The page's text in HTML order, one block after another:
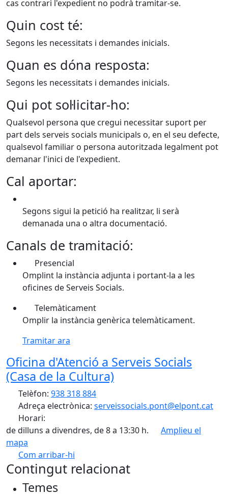
cas contrari l'expedient no podrà tramitar-se.
Quin cost té:
Segons les necessitats i demandes inicials.
Quan es dóna resposta:
Segons les necessitats i demandes inicials.
Qui pot sol·licitar-ho:
Qualsevol persona que cregui necessitar suport per
part dels serveis socials municipals o, en el seu defecte,
qualsevol familiar o persona autoritzada legalment pot
demanar l'inici de l'expedient.
Cal aportar:
Segons sigui la petició ha realitzar, li serà
demanada una o altra documentació.
Canals de tramitació:
Presencial
Omplint la instància adjunta i portant-la a les
oficines de Serveis Socials.
Telemàticament
Omplir la instància genèrica telemàticament.
Tramitar ara
Oficina d'Atenció a Serveis Socials
(Casa de la Cultura)
Telèfon: 938 318 884
Adreça electrònica: serveissocials.pont@elpont.cat
Horari:
de dilluns a divendres, de 8 a 13:30 h.
Amplieu el
mapa
Com arribar-hi
+
Contingut relacionat
Temes